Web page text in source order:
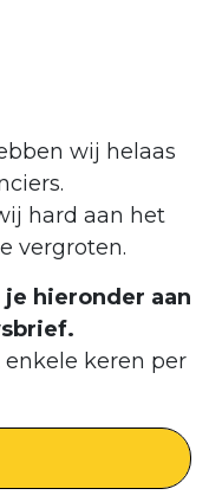
wij helaas
hard aan het
vergroten.
hieronder aan
keren per